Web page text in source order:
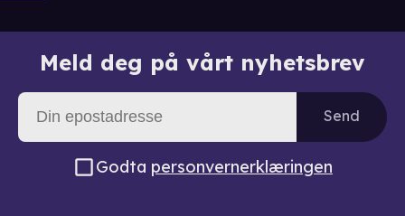
Meld deg på vårt nyhetsbrev
Send
Godta personvernerklæringen